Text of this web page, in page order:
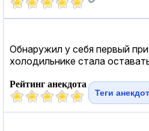
Обнаружил у себя первый
холодильнике стала
Рейтинг анекдота
Теги